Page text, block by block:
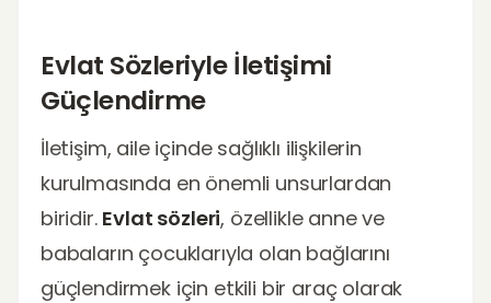
Evlat Sözleriyle İletişimi
Güçlendirme
İletişim, aile içinde sağlıklı ilişkilerin
kurulmasında en önemli unsurlardan
biridir. Evlat sözleri, özellikle anne ve
babaların çocuklarıyla olan bağlarını
güçlendirmek için etkili bir araç olarak